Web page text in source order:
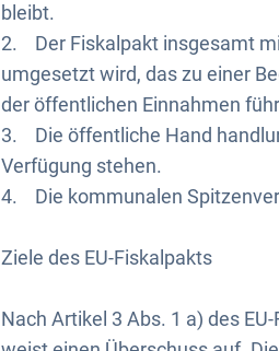
bleibt.
2. Der Fiskalpakt insgesamt
umgesetzt wird, das zu einer
der öffentlichen Einnahmen
3. Die öffentliche Hand
Verfügung stehen.
4. Die kommunalen
Ziele des EU-Fiskalpakts
Nach Artikel 3 Abs. 1 a) des